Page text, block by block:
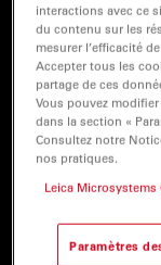
interactions avec ce
du contenu sur les
mesurer l’efficacité
Accepter tous les
partage de ces
Vous pouvez
dans la section «
Consultez notre
nos pratiques.
Leica Microsystems
Paramètres